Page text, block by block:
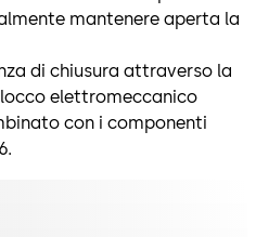
mantenere aperta la
di chiusura attraverso la
elettromeccanico
con i componenti